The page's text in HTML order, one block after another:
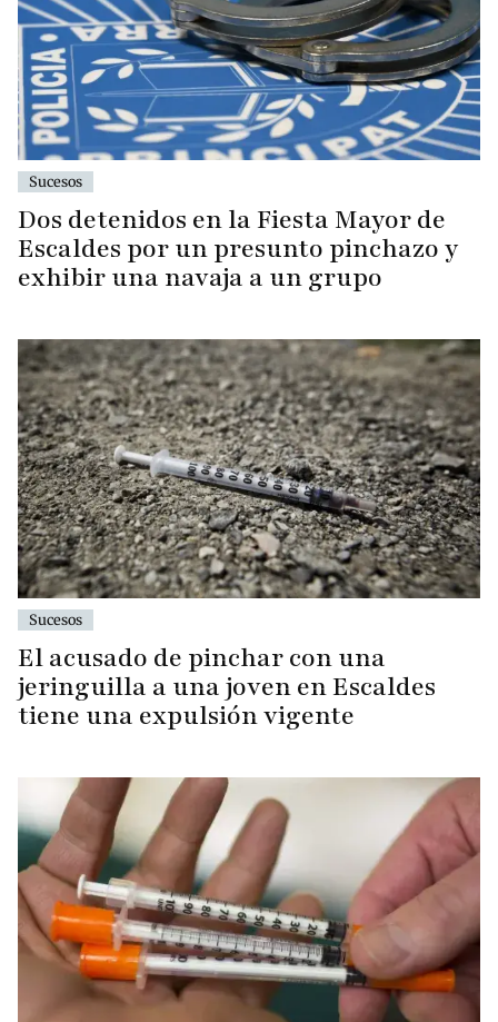
Sucesos
Dos detenidos en la Fiesta Mayor de
Escaldes por un presunto pinchazo y
exhibir una navaja a un grupo
Sucesos
El acusado de pinchar con una
jeringuilla a una joven en Escaldes
tiene una expulsión vigente